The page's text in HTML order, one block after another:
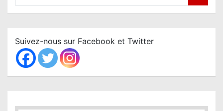
a
c
h
Suivez-nous sur Facebook et Twitter